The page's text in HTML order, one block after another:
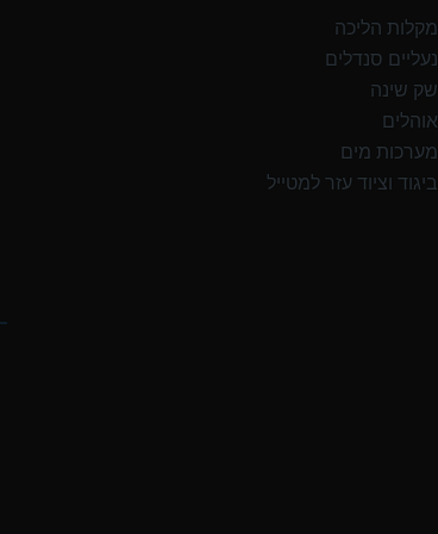
מקלות הליכה
נעליים סנדלים
שק שינה
אוהלים
מערכות מים
ביגוד וציוד עזר למטייל